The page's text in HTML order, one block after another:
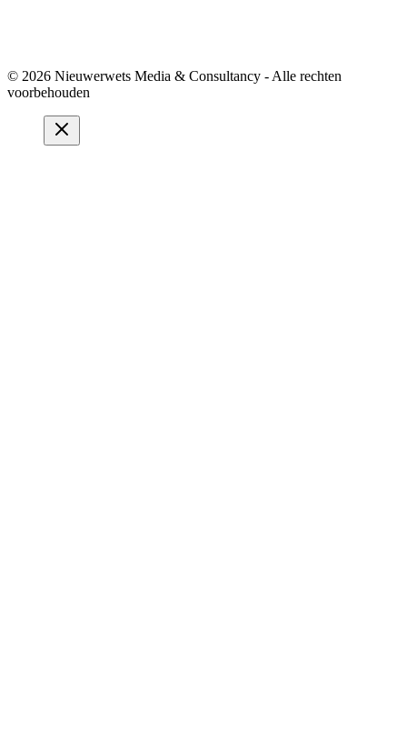
© 2026 Nieuwerwets Media & Consultancy - Alle rechten
voorbehouden